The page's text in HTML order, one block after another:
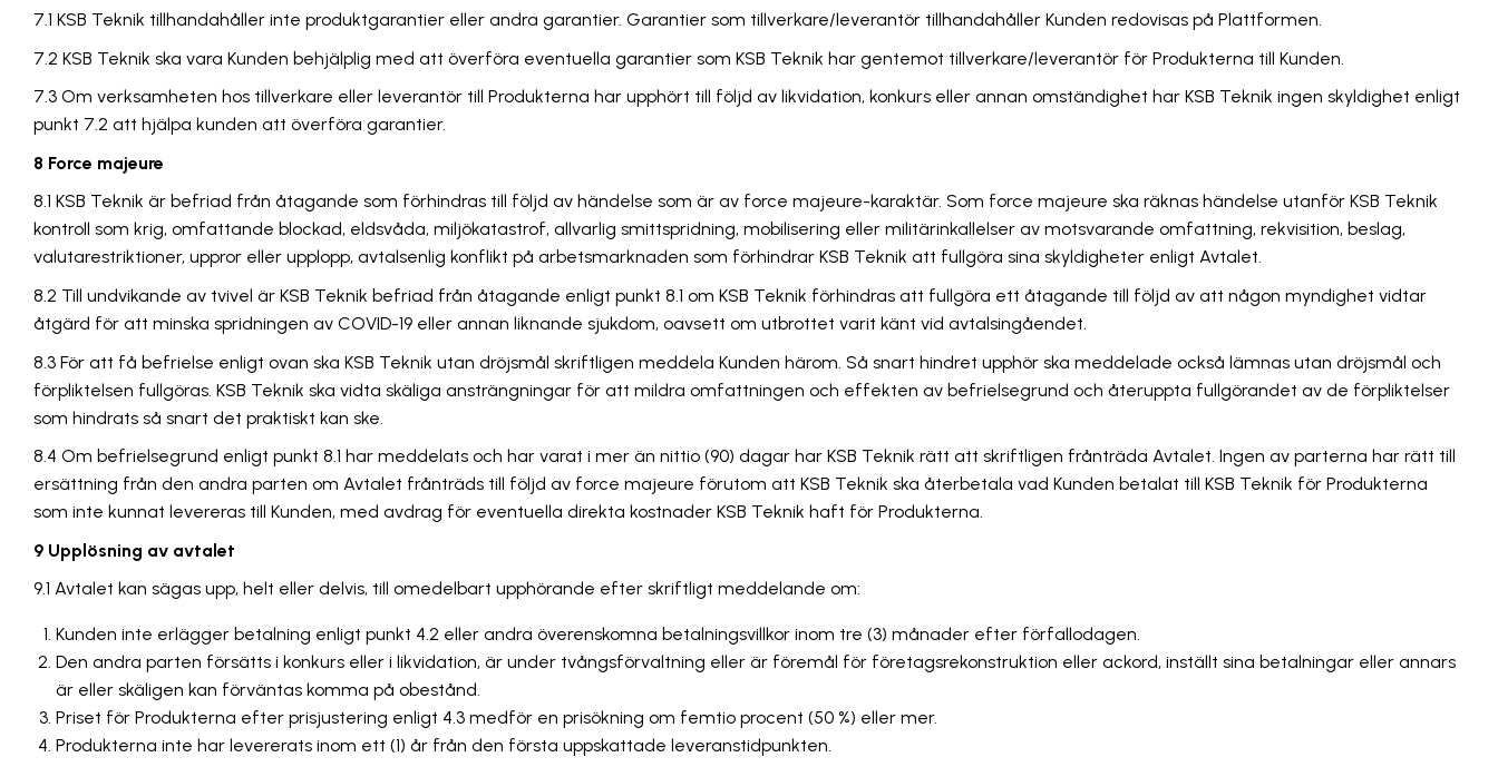
7.1 KSB Teknik tillhandahåller inte produktgarantier eller andra garantier. Garantier som tillverkare/leverantör tillhandahåller Kunden redovisas på Plattformen.
7.2 KSB Teknik ska vara Kunden behjälplig med att överföra eventuella garantier som KSB Teknik har gentemot tillverkare/leverantör för Produkterna till Kunden.
7.3 Om verksamheten hos tillverkare eller leverantör till Produkterna har upphört till följd av likvidation, konkurs eller annan omständighet har KSB Teknik ingen skyldighet enligt
punkt 7.2 att hjälpa kunden att överföra garantier.
8 Force majeure
8.1 KSB Teknik är befriad från åtagande som förhindras till följd av händelse som är av force majeure-karaktär. Som force majeure ska räknas händelse utanför KSB Teknik
kontroll som krig, omfattande blockad, eldsvåda, miljökatastrof, allvarlig smittspridning, mobilisering eller militärinkallelser av motsvarande omfattning, rekvisition, beslag,
valutarestriktioner, uppror eller upplopp, avtalsenlig konflikt på arbetsmarknaden som förhindrar KSB Teknik att fullgöra sina skyldigheter enligt Avtalet.
8.2 Till undvikande av tvivel är KSB Teknik befriad från åtagande enligt punkt 8.1 om KSB Teknik förhindras att fullgöra ett åtagande till följd av att någon myndighet vidtar
åtgärd för att minska spridningen av COVID-19 eller annan liknande sjukdom, oavsett om utbrottet varit känt vid avtalsingåendet.
8.3 För att få befrielse enligt ovan ska KSB Teknik utan dröjsmål skriftligen meddela Kunden härom. Så snart hindret upphör ska meddelade också lämnas utan dröjsmål och
förpliktelsen fullgöras. KSB Teknik ska vidta skäliga ansträngningar för att mildra omfattningen och effekten av befrielsegrund och återuppta fullgörandet av de förpliktelser
som hindrats så snart det praktiskt kan ske.
8.4 Om befrielsegrund enligt punkt 8.1 har meddelats och har varat i mer än nittio (90) dagar har KSB Teknik rätt att skriftligen frånträda Avtalet. Ingen av parterna har rätt till
ersättning från den andra parten om Avtalet frånträds till följd av force majeure förutom att KSB Teknik ska återbetala vad Kunden betalat till KSB Teknik för Produkterna
som inte kunnat levereras till Kunden, med avdrag för eventuella direkta kostnader KSB Teknik haft för Produkterna.
9 Upplösning av avtalet
9.1 Avtalet kan sägas upp, helt eller delvis, till omedelbart upphörande efter skriftligt meddelande om:
Kunden inte erlägger betalning enligt punkt 4.2 eller andra överenskomna betalningsvillkor inom tre (3) månader efter förfallodagen.
Den andra parten försätts i konkurs eller i likvidation, är under tvångsförvaltning eller är föremål för företagsrekonstruktion eller ackord, inställt sina betalningar eller annars
är eller skäligen kan förväntas komma på obestånd.
Priset för Produkterna efter prisjustering enligt 4.3 medför en prisökning om femtio procent (50 %) eller mer.
Produkterna inte har levererats inom ett (1) år från den första uppskattade leveranstidpunkten.